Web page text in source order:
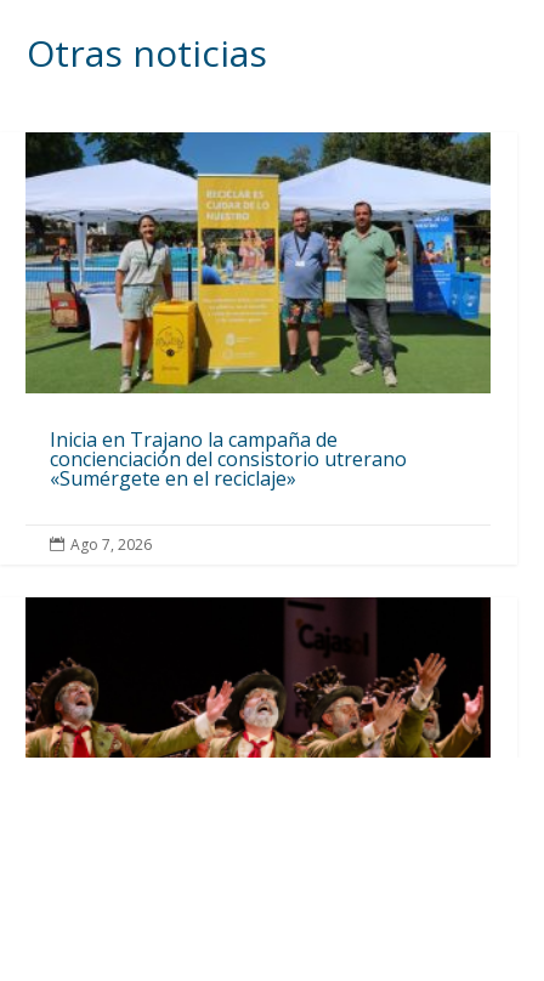
Otras noticias
Inicia en Trajano la campaña de
concienciación del consistorio utrerano
«Sumérgete en el reciclaje»
 Ago 7, 2026